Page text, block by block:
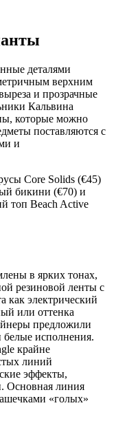
деталями
верхним
и прозрачные
Кальвина
которые можно
поставляются с
и
Core Solids (€45)
бикини (€70) и
топ Beach Active
в ярких тонах,
резиновой ленты с
как электрический
или оттенка
предложили
белые исполнения.
крайне
линий
эффекты,
Основная линия
«голых»